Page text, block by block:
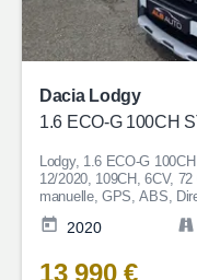
Dacia Lodgy
1.6 ECO-G 100CH
Lodgy, 1.6 ECO-G
12/2020, 109CH, 6CV,
manuelle, GPS, ABS,
Bluetooth, Couleur Blanc,
2020
13 990 €